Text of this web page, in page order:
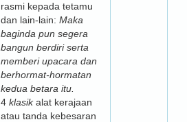
rasmi kepada tetamu
dan lain-lain: Maka
baginda pun segera
bangun berdiri serta
memberi upacara dan
berhormat-hormatan
kedua betara itu.
4 klasikalat kerajaan
atau tanda kebesaran